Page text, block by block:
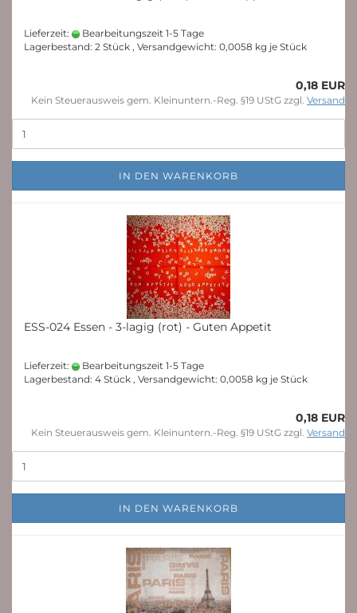
Lieferzeit:
Bearbeitungszeit 1-5 Tage
Lagerbestand: 2 Stück , Versandgewicht: 0,0058 kg je Stück
0,18 EUR
Kein Steuerausweis gem. Kleinuntern.-Reg. §19 UStG zzgl. Versand
IN DEN WARENKORB
ESS-024 Essen - 3-lagig (rot) - Guten Appetit
Lieferzeit:
Bearbeitungszeit 1-5 Tage
Lagerbestand: 4 Stück , Versandgewicht: 0,0058 kg je Stück
0,18 EUR
Kein Steuerausweis gem. Kleinuntern.-Reg. §19 UStG zzgl. Versand
IN DEN WARENKORB